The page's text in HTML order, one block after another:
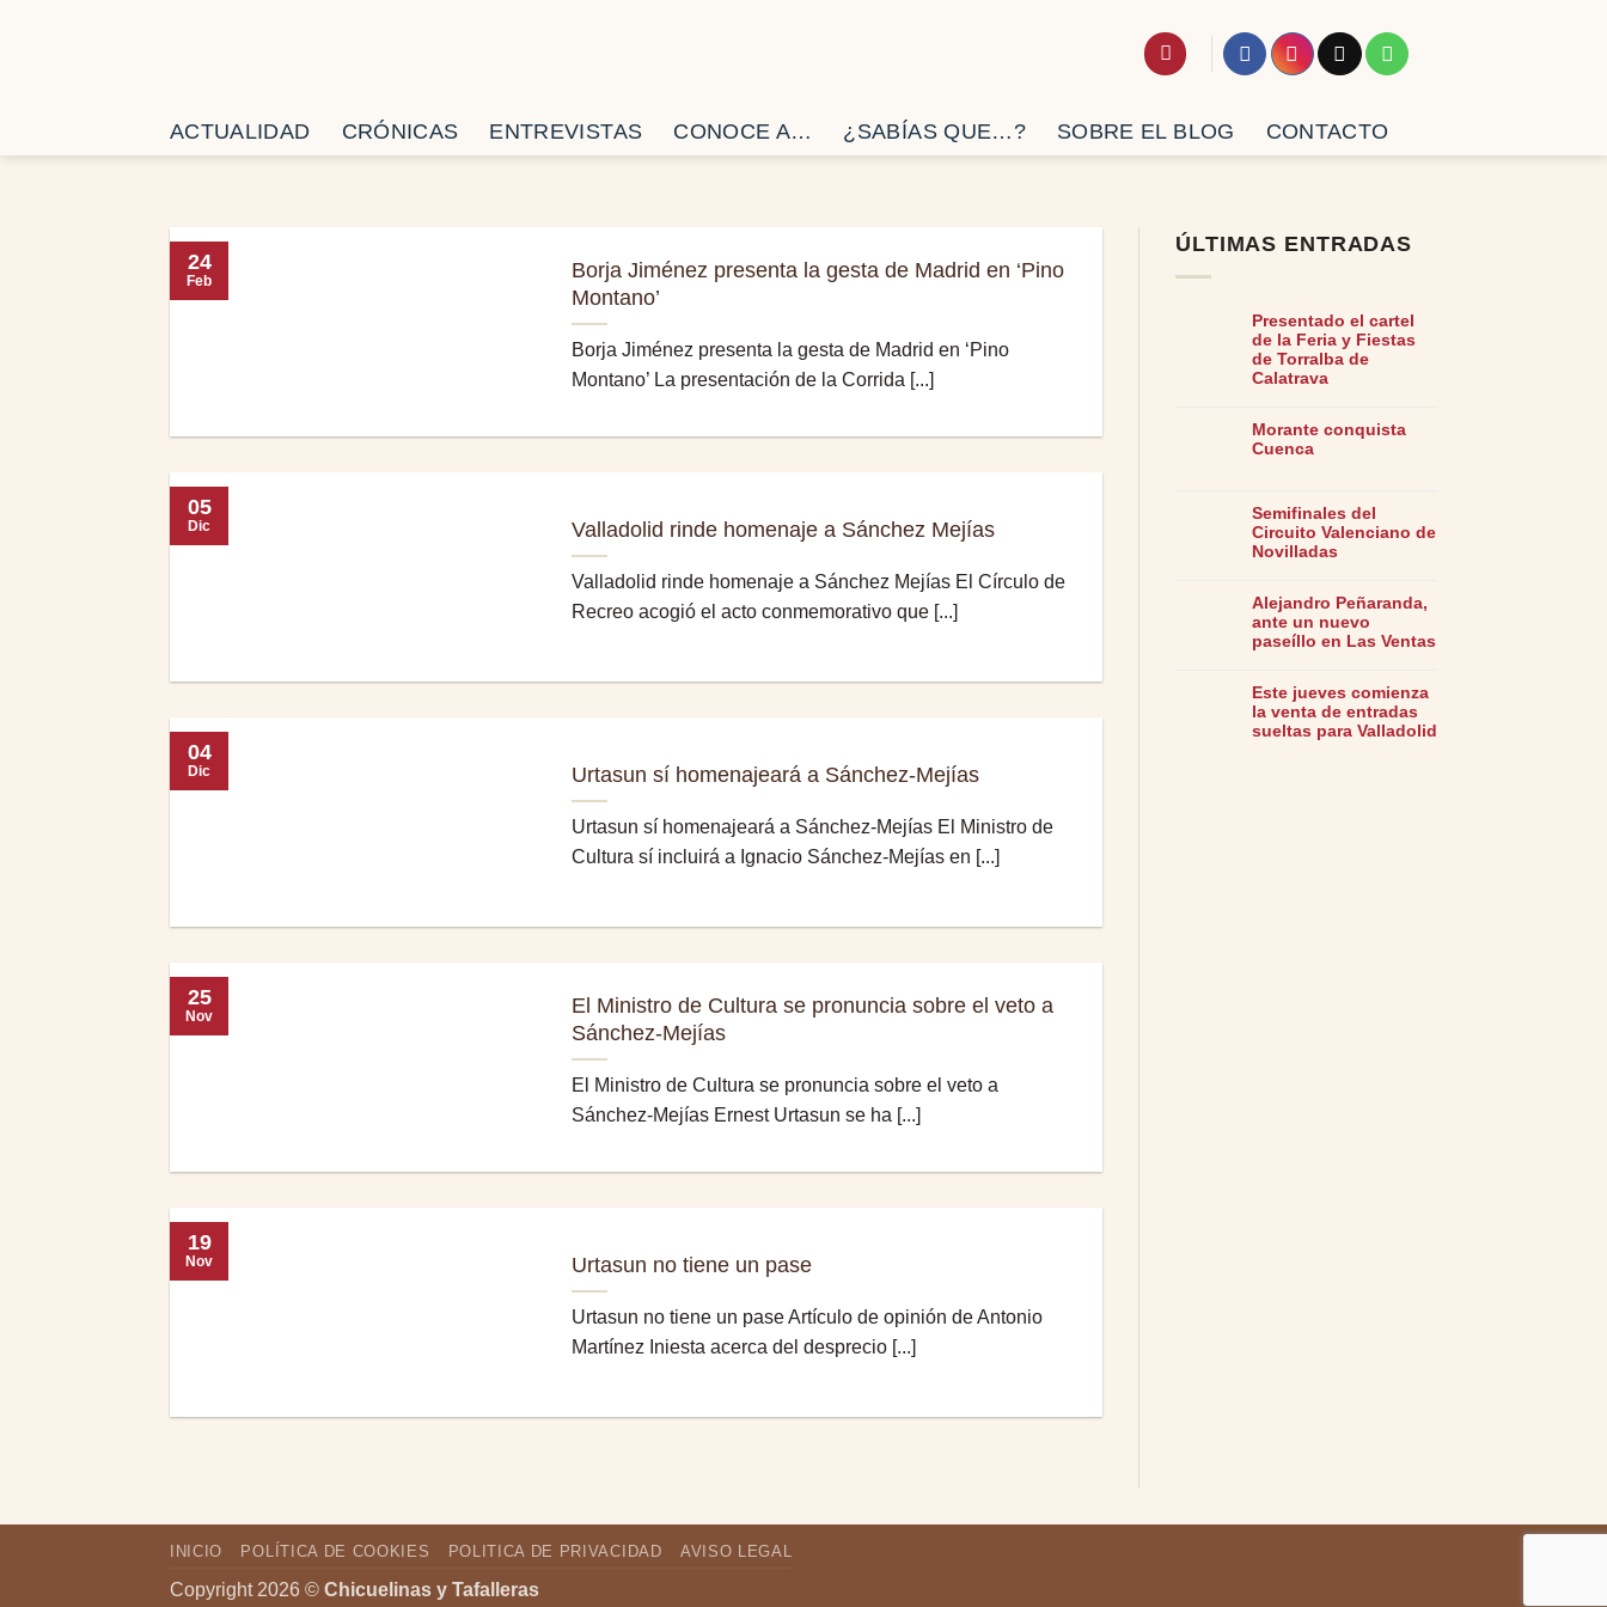
ACTUALIDAD
CRÓNICAS ENTREVISTAS CONOCE A… ¿SABÍAS QUE…? SOBRE EL BLOG CONTACTO
Borja Jiménez presenta la gesta de Madrid en ‘Pino
Montano’
Borja Jiménez presenta la gesta de Madrid en ‘Pino
Montano’ La presentación de la Corrida [...]
24
Feb
Valladolid rinde homenaje a Sánchez Mejías
Valladolid rinde homenaje a Sánchez Mejías El Círculo de
Recreo acogió el acto conmemorativo que [...]
05
Dic
Urtasun sí homenajeará a Sánchez-Mejías
Urtasun sí homenajeará a Sánchez-Mejías El Ministro de
Cultura sí incluirá a Ignacio Sánchez-Mejías en [...]
04
Dic
El Ministro de Cultura se pronuncia sobre el veto a
Sánchez-Mejías
El Ministro de Cultura se pronuncia sobre el veto a
Sánchez-Mejías Ernest Urtasun se ha [...]
25
Nov
Urtasun no tiene un pase
Urtasun no tiene un pase Artículo de opinión de Antonio
Martínez Iniesta acerca del desprecio [...]
19
Nov
ÚLTIMAS ENTRADAS
Presentado el cartel
de la Feria y Fiestas
de Torralba de
Calatrava
Morante conquista
Cuenca
Semifinales del
Circuito Valenciano de
Novilladas
Alejandro Peñaranda,
ante un nuevo
paseíllo en Las Ventas
Este jueves comienza
la venta de entradas
sueltas para Valladolid
INICIO POLÍTICA DE COOKIES POLITICA DE PRIVACIDAD AVISO LEGAL
Copyright 2026 © Chicuelinas y Tafalleras